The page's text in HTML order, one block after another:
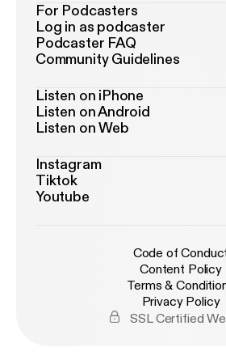
For Podcasters
Log in as podcaster
Podcaster FAQ
Community Guidelines
Listen on iPhone
Listen on Android
Listen on Web
Instagram
Tiktok
Youtube
Code of
Content Policy
Terms &
Privacy Policy
SSL Certified